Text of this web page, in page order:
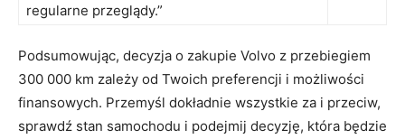
⁣regularne przeglądy.”
Podsumowując, decyzja o zakupie Volvo ⁤z przebiegiem
300 000 km zależy od Twoich preferencji⁣ i możliwości
finansowych. Przemyśl dokładnie wszystkie⁤ za i przeciw,
sprawdź stan samochodu i ⁢podejmij ⁢decyzję, która⁣ będzie